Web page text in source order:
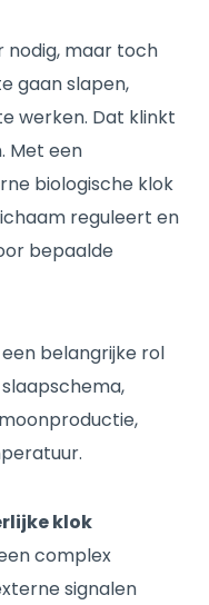
nodig, maar toch
gaan slapen,
werken. Dat klinkt
Met een
biologische klok
reguleert en
bepaalde
belangrijke rol
klok
complex
signalen